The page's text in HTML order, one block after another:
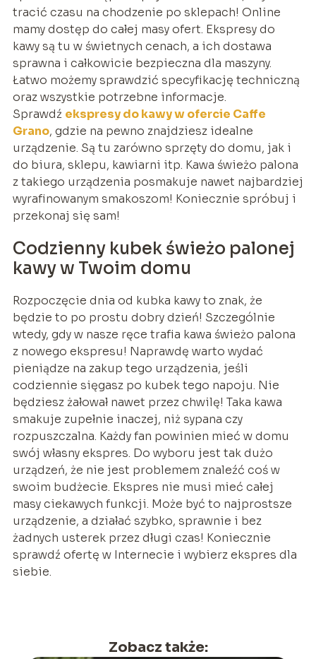
tracić czasu na chodzenie po sklepach! Online
mamy dostęp do całej masy ofert. Ekspresy do
kawy są tu w świetnych cenach, a ich dostawa
sprawna i całkowicie bezpieczna dla maszyny.
Łatwo możemy sprawdzić specyfikację techniczną
oraz wszystkie potrzebne informacje.
Sprawdź ekspresy do kawy w ofercie Caffe
Grano, gdzie na pewno znajdziesz idealne
urządzenie. Są tu zarówno sprzęty do domu, jak i
do biura, sklepu, kawiarni itp. Kawa świeżo palona
z takiego urządzenia posmakuje nawet najbardziej
wyrafinowanym smakoszom! Koniecznie spróbuj i
przekonaj się sam!
Codzienny kubek świeżo palonej
kawy w Twoim domu
Rozpoczęcie dnia od kubka kawy to znak, że
będzie to po prostu dobry dzień! Szczególnie
wtedy, gdy w nasze ręce trafia kawa świeżo palona
z nowego ekspresu! Naprawdę warto wydać
pieniądze na zakup tego urządzenia, jeśli
codziennie sięgasz po kubek tego napoju. Nie
będziesz żałował nawet przez chwilę! Taka kawa
smakuje zupełnie inaczej, niż sypana czy
rozpuszczalna. Każdy fan powinien mieć w domu
swój własny ekspres. Do wyboru jest tak dużo
urządzeń, że nie jest problemem znaleźć coś w
swoim budżecie. Ekspres nie musi mieć całej
masy ciekawych funkcji. Może być to najprostsze
urządzenie, a działać szybko, sprawnie i bez
żadnych usterek przez długi czas! Koniecznie
sprawdź ofertę w Internecie i wybierz ekspres dla
siebie.
Zobacz także: